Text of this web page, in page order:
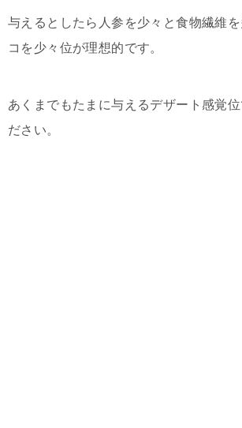
与えるとしたら人参を少々と食物繊維
コを少々位が理想的です。
あくまでもたまに与えるデザート感覚位
ださい。